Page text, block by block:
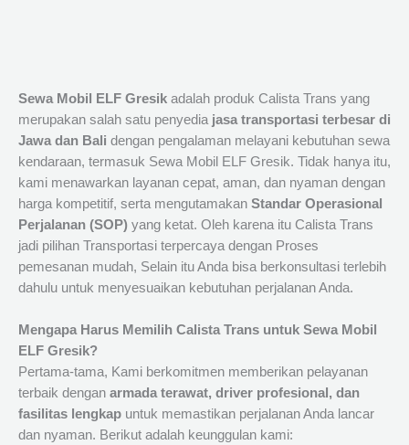
Sewa Mobil ELF Gresik adalah produk Calista Trans yang
merupakan salah satu penyedia jasa transportasi terbesar di
Jawa dan Bali dengan pengalaman melayani kebutuhan sewa
kendaraan, termasuk Sewa Mobil ELF Gresik. Tidak hanya itu,
kami menawarkan layanan cepat, aman, dan nyaman dengan
harga kompetitif, serta mengutamakan Standar Operasional
Perjalanan (SOP) yang ketat. Oleh karena itu Calista Trans
jadi pilihan Transportasi terpercaya dengan Proses
pemesanan mudah, Selain itu Anda bisa berkonsultasi terlebih
dahulu untuk menyesuaikan kebutuhan perjalanan Anda.
Mengapa Harus Memilih Calista Trans untuk Sewa Mobil
ELF Gresik?
Pertama-tama, Kami berkomitmen memberikan pelayanan
terbaik dengan armada terawat, driver profesional, dan
fasilitas lengkap untuk memastikan perjalanan Anda lancar
dan nyaman. Berikut adalah keunggulan kami: